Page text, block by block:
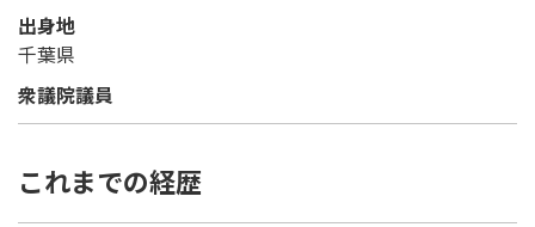
出身地
千葉県
衆議院議員
これまでの経歴